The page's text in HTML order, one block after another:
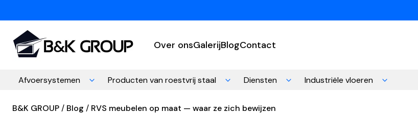
Over onsGalerijBlogContact
Afvoersystemen Producten van roestvrij staal Diensten Industriële vloeren
B&K GROUP Blog RVS meubelen op maat — waar ze zich bewijzen